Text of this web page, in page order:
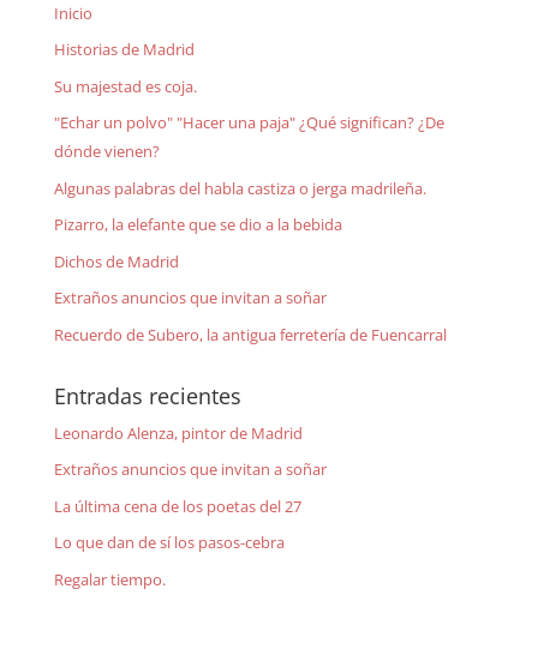
Inicio
Historias de Madrid
Su majestad es coja.
"Echar un polvo" "Hacer una paja" ¿Qué significan? ¿De
dónde vienen?
Algunas palabras del habla castiza o jerga madrileña.
Pizarro, la elefante que se dio a la bebida
Dichos de Madrid
Extraños anuncios que invitan a soñar
Recuerdo de Subero, la antigua ferretería de Fuencarral
Entradas recientes
Leonardo Alenza, pintor de Madrid
Extraños anuncios que invitan a soñar
La última cena de los poetas del 27
Lo que dan de sí los pasos-cebra
Regalar tiempo.